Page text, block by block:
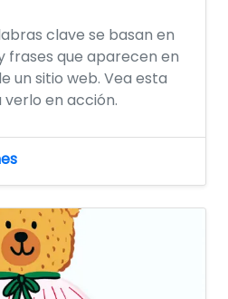
clave se basan en
frases que aparecen en
un sitio web. Vea esta
en acción.